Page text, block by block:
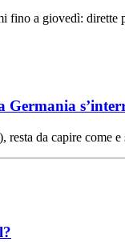
fino a giovedì: dirette
resta da capire come